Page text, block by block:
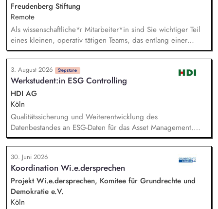
Freudenberg Stiftung
Remote
Als wissenschaftliche*r Mitarbeiter*in sind Sie wichtiger Teil
eines kleinen, operativ tätigen Teams, das entlang einer
klaren Programmatik langfristig soziale Innovation
implementiert. Sie unterstützen die Geschäftsführung bei der
Umsetzung der Stiftungsprogrammatik und entwickeln dabei
die Internationalisierungsstrategie der Stiftung weiter. Sie
übersetzen wissenschaftliche Erkenntnisse in
alltagsangebundene Handlungsansätze entlang unserer
Stiftungsprogrammatik.
3. August 2026 Stepstone
Werkstudent:in ESG Controlling
HDI AG
Köln
Qualitätssicherung und Weiterentwicklung des
Datenbestandes an ESG-Daten für das Asset Management.
Fachliche und technische Prüfung der täglichen ESG-
Datenanlieferung, Analyse von Auffälligkeiten. Erstellung und
Weiterentwicklung von Ausschlusslisten für die Kapitalanlage
anhand von ESG-Kriterien. Erstellung von Kunden-Reports auf
Grundlage von ESG-Daten. Unterstützung bei regulatorischen
Meldungen im ESG-Umfeld. Analyse und Research im ESG-
Umfeld.
30. Juni 2026
Koordination Wi.e.dersprechen
Projekt Wi.e.dersprechen, Komitee für Grundrechte und
Demokratie e.V.
Köln